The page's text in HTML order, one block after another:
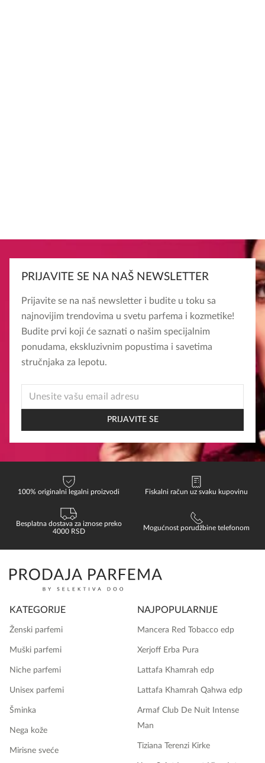
PRIJAVITE SE NA NAŠ NEWSLETTER
Prijavite se na naš newsletter i budite u toku sa
najnovijim trendovima u svetu parfema i kozmetike!
Budite prvi koji će saznati o našim specijalnim
ponudama, ekskluzivnim popustima i savetima
stručnjaka za lepotu.
PRIJAVITE SE
100% originalni legalni proizvodi Fiskalni račun uz svaku kupovinu
Besplatna dostava za iznose preko
4000 RSD
Mogućnost porudžbine telefonom
KATEGORIJE
Ženski parfemi
Muški parfemi
Niche parfemi
Unisex parfemi
Šminka
Nega kože
Mirisne sveće
NAJPOPULARNIJE
Mancera Red Tobacco edp
Xerjoff Erba Pura
Lattafa Khamrah edp
Lattafa Khamrah Qahwa edp
Armaf Club De Nuit Intense
Man
Tiziana Terenzi Kirke